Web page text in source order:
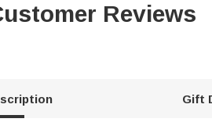
Reviews
Gift